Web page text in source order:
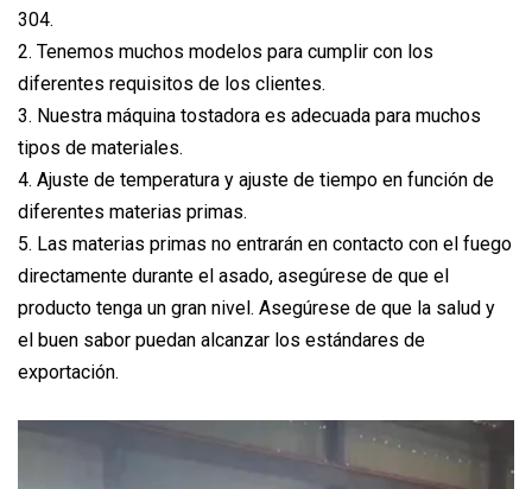
304.
2. Tenemos muchos modelos para cumplir con los
diferentes requisitos de los clientes.
3. Nuestra máquina tostadora es adecuada para muchos
tipos de materiales.
4. Ajuste de temperatura y ajuste de tiempo en función de
diferentes materias primas.
5. Las materias primas no entrarán en contacto con el fuego
directamente durante el asado, asegúrese de que el
producto tenga un gran nivel. Asegúrese de que la salud y
el buen sabor puedan alcanzar los estándares de
exportación.